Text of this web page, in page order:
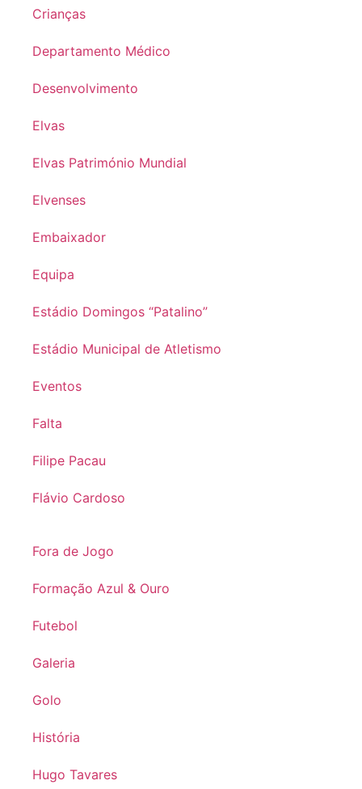
Crianças
Departamento Médico
Desenvolvimento
Elvas
Elvas Património Mundial
Elvenses
Embaixador
Equipa
Estádio Domingos “Patalino”
Estádio Municipal de Atletismo
Eventos
Falta
Filipe Pacau
Flávio Cardoso
Fora de Jogo
Formação Azul & Ouro
Futebol
Galeria
Golo
História
Hugo Tavares